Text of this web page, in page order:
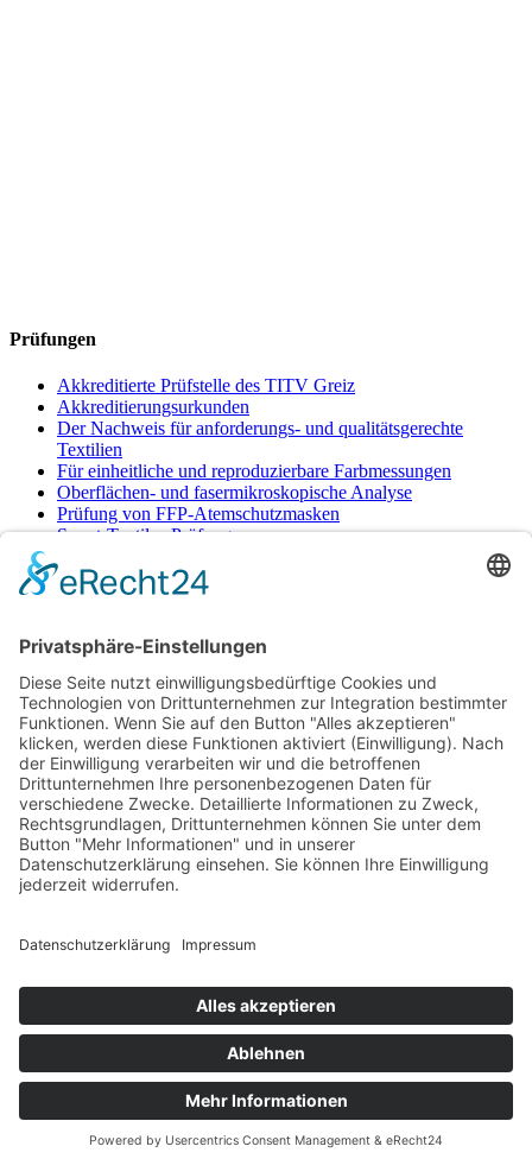
Prüfungen
Akkreditierte Prüfstelle des TITV Greiz
Akkreditierungsurkunden
Der Nachweis für anforderungs- und qualitätsgerechte
Textilien
Für einheitliche und reproduzierbare Farbmessungen
Oberflächen- und fasermikroskopische Analyse
Prüfung von FFP-Atemschutzmasken
Smart-Textiles-Prüfungen
Bedarfsgegenständen auf verschiedenste Eigenschaften und
Inhaltstoffe
Impressum
Datenschutz
AGB
AGB PRÜFSTELLE
AGB Seminare
Kontakt
Sitemap
Seminarangebote
Crashkurs – Vom Faden zur Fläche
Textilveredlung
Smart Textiles – Textilien + Elektronik + Heizen
Textilprüfung
Nachhaltigkeit in der Textilen Kette
Nach oben
© 2026 TITV Greiz – Institut für Spezialtextilien und
flexible Materialien